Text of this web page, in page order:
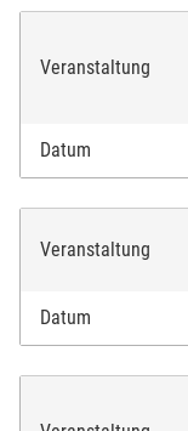
Veranstaltung
Datum
Veranstaltung
Datum